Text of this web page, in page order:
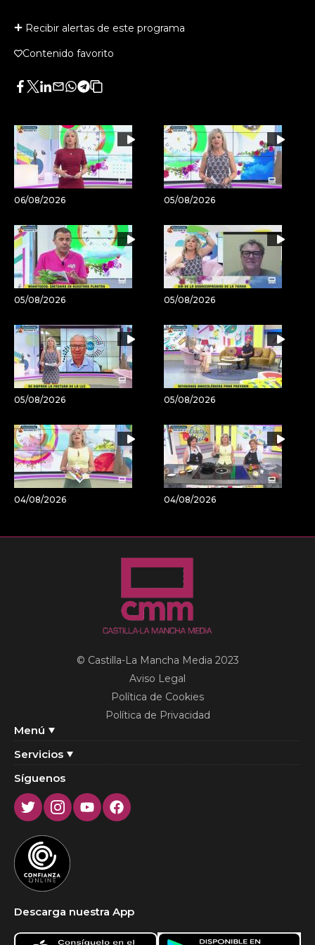
Recibir alertas de este programa
Contenido favorito
Facebook
Twitter
LinkedIn
Enviar
Whatsapp
Telegram
Copiar
artículo
06/08/2026 05/08/2026
05/08/2026 05/08/2026
05/08/2026 05/08/2026
04/08/2026 04/08/2026
Menú
Servicios
© Castilla-La Mancha Media 2023
Aviso Legal
Política de Cookies
Política de Privacidad
Síguenos
TwitterInstagram
YoutubeFacebook
Descarga nuestra App